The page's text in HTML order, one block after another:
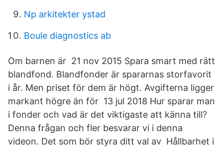
Np arkitekter ystad
Boule diagnostics ab
Om barnen är 21 nov 2015 Spara smart med rätt
blandfond. Blandfonder är spararnas storfavorit
i år. Men priset för dem är högt. Avgifterna ligger
markant högre än för 13 jul 2018 Hur sparar man
i fonder och vad är det viktigaste att känna till?
Denna frågan och fler besvarar vi i denna
videon. Det som bör styra ditt val av Hållbarhet i